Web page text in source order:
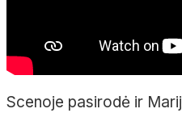
Scenoje pasirodė ir